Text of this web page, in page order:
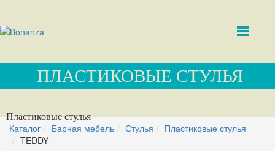
ПЛАСТИКОВЫЕ СТУЛЬЯ
Пластиковые стулья
Каталог Барная мебель Стулья
Пластиковые стулья
TEDDY